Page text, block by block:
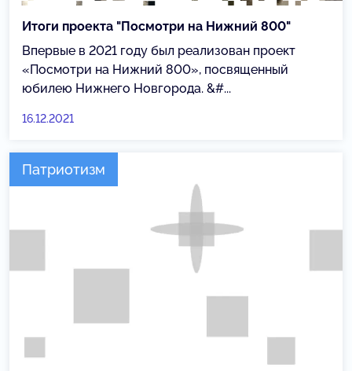
Итоги проекта "Посмотри на Нижний 800"
Впервые в 2021 году был реализован проект
«Посмотри на Нижний 800», посвященный
юбилею Нижнего Новгорода. &#...
16.12.2021
Патриотизм